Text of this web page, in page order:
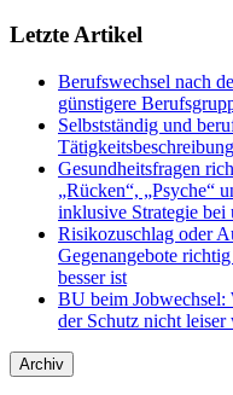
Letzte Artikel
Berufswechsel nach
günstigere
Selbstständig und
Gesundheitsfragen
„Rücken“, „Psyche“
inklusive Strategie bei
Risikozuschlag oder
Gegenangebote
besser ist
BU beim Jobwechsel:
der Schutz nicht leiser
Archiv